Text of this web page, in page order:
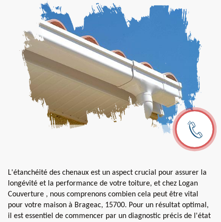
L'étanchéité des chenaux est un aspect crucial pour assurer la
longévité et la performance de votre toiture, et chez Logan
Couverture , nous comprenons combien cela peut être vital
pour votre maison à Brageac, 15700. Pour un résultat optimal,
il est essentiel de commencer par un diagnostic précis de l'état